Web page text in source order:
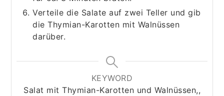
Verteile die Salate auf zwei Teller und gib
die Thymian-Karotten mit Walnüssen
darüber.
KEYWORD
Salat mit Thymian-Karotten und Walnüssen,,